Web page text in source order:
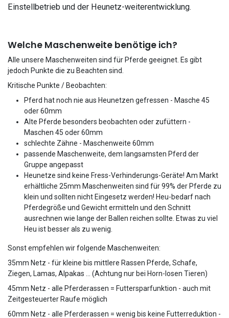
Einstellbetrieb und der Heunetz-weiterentwicklung.
Welche Maschenweite benötige ich?
Alle unsere Maschenweiten sind für Pferde geeignet. Es gibt
jedoch Punkte die zu Beachten sind.
Kritische Punkte / Beobachten:
Pferd hat noch nie aus Heunetzen gefressen - Masche 45
oder 60mm
Alte Pferde besonders beobachten oder zufüttern -
Maschen 45 oder 60mm
schlechte Zähne - Maschenweite 60mm
passende Maschenweite, dem langsamsten Pferd der
Gruppe angepasst
Heunetze sind keine Fress-Verhinderungs-Geräte! Am Markt
erhältliche 25mm Maschenweiten sind für 99% der Pferde zu
klein und sollten nicht Eingesetz werden! Heu-bedarf nach
Pferdegröße und Gewicht ermitteln und den Schnitt
ausrechnen wie lange der Ballen reichen sollte. Etwas zu viel
Heu ist besser als zu wenig.
Sonst empfehlen wir folgende Maschenweiten:
35mm Netz - für kleine bis mittlere Rassen Pferde, Schafe,
Ziegen, Lamas, Alpakas … (Achtung nur bei Horn-losen Tieren)
45mm Netz - alle Pferderassen = Futtersparfunktion - auch mit
Zeitgesteuerter Raufe möglich
60mm Netz - alle Pferderassen = wenig bis keine Futterreduktion -